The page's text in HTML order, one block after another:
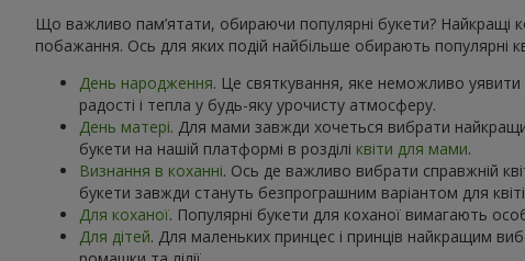
Що важливо пам’ятати, обираючи популярні букети? Найкращі
побажання. Ось для яких подій найбільше обирають популярні
День народження. Це святкування, яке неможливо уявити
радості і тепла у будь-яку урочисту атмосферу.
День матері. Для мами завжди хочеться вибрати
букети на нашій платформі в розділі квіти для мами.
Визнання в коханні. Ось де важливо вибрати справжній
букети завжди стануть безпрограшним варіантом для
Для коханої. Популярні букети для коханої вимагають
Для дітей. Для маленьких принцес і принців найкращим